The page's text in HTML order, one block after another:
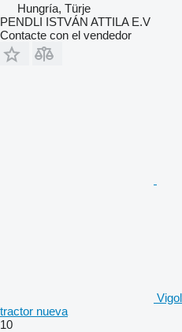
Hungría, Türje
PENDLI ISTVÁN ATTILA E.V
Contacte con el vendedor
tractor nueva
10